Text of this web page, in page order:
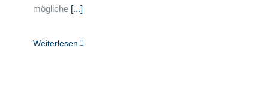
mögliche [...]
Weiterlesen